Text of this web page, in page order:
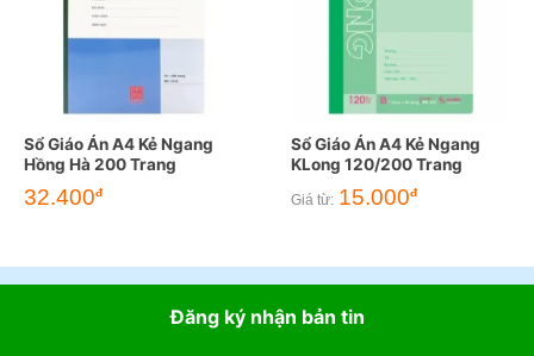
Sổ Giáo Án A4 Kẻ Ngang
Hồng Hà 200 Trang
32.400đ
Sổ Giáo Án A4 Kẻ Ngang
KLong 120/200 Trang
Giá từ: 15.000đ
Đăng ký nhận bản tin